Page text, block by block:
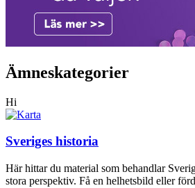
Ämneskategorier
Hi
Sveriges historia
Här hittar du material som behandlar
stora perspektiv. Få en helhetsbild eller